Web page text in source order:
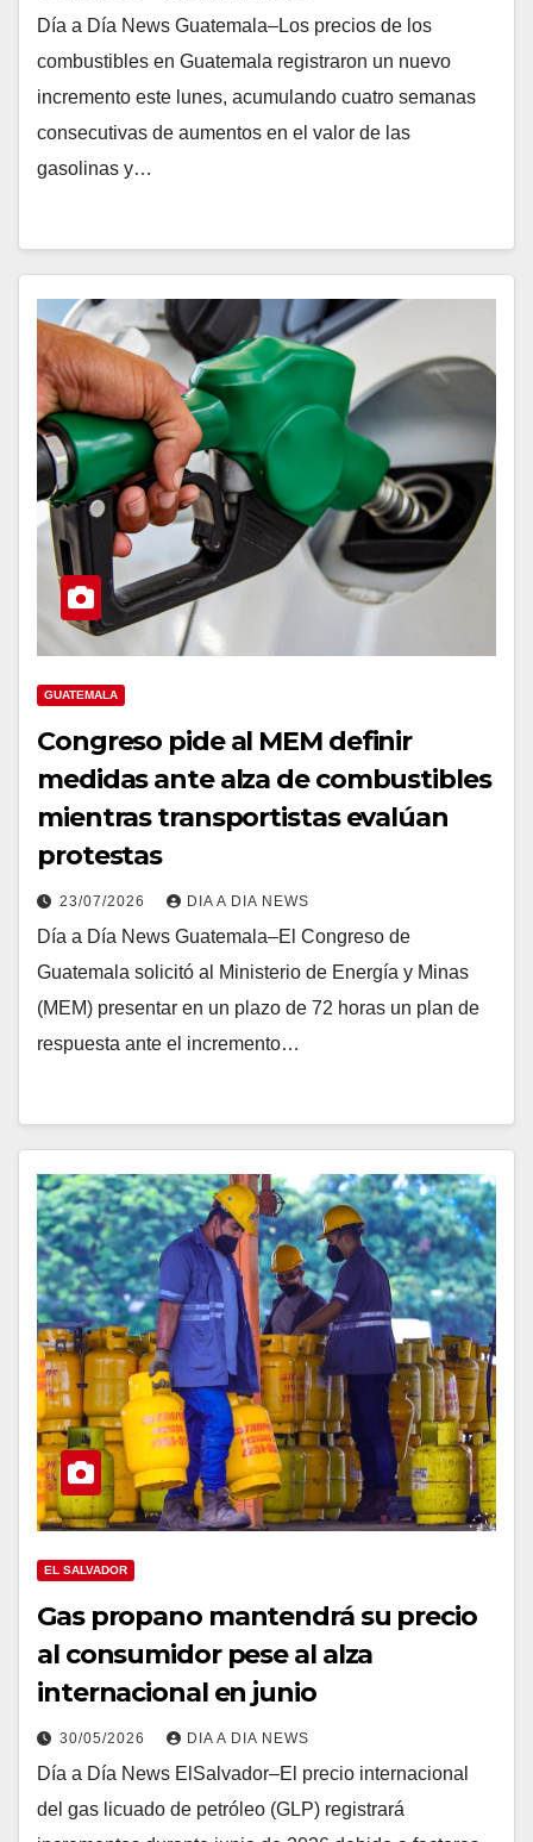
Día a Día News Guatemala–Los precios de los
combustibles en Guatemala registraron un nuevo
incremento este lunes, acumulando cuatro semanas
consecutivas de aumentos en el valor de las
gasolinas y…
GUATEMALA
Congreso pide al MEM definir
medidas ante alza de combustibles
mientras transportistas evalúan
protestas
23/07/2026 DIA A DIA NEWS
Día a Día News Guatemala–El Congreso de
Guatemala solicitó al Ministerio de Energía y Minas
(MEM) presentar en un plazo de 72 horas un plan de
respuesta ante el incremento…
EL SALVADOR
Gas propano mantendrá su precio
al consumidor pese al alza
internacional en junio
30/05/2026 DIA A DIA NEWS
Día a Día News ElSalvador–El precio internacional
del gas licuado de petróleo (GLP) registrará